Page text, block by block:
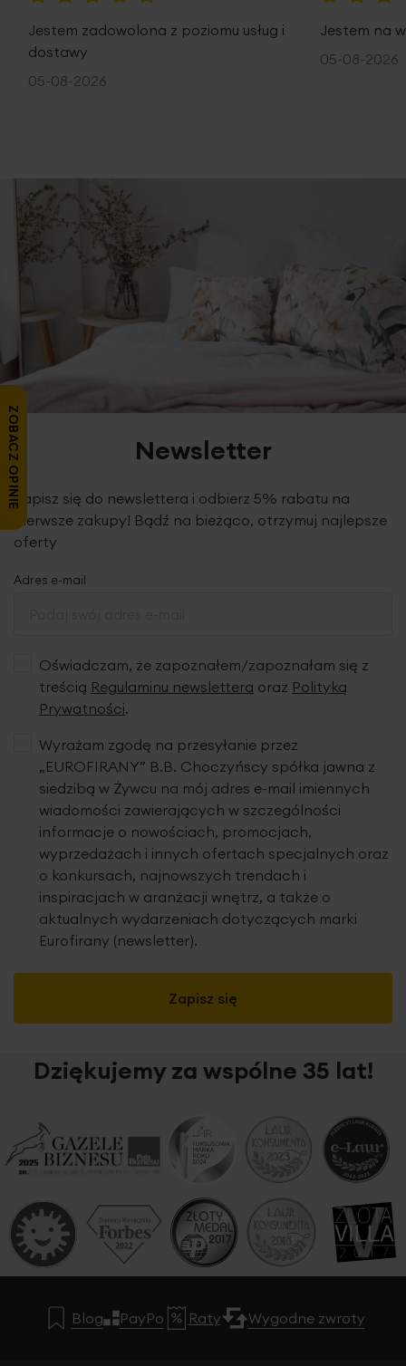
Jestem zadowolona z poziomu usług i
dostawy
05-08-2026
Jestem na
05-08-2026
Newsletter
Zapisz się do newslettera i odbierz 5% rabatu na
pierwsze zakupy! Bądź na bieżąco, otrzymuj najlepsze
oferty
Adres e-mail
Oświadczam, że zapoznałem/zapoznałam się z
treścią Regulaminu newslettera oraz Polityką
Prywatności.
Zapisz się
Wyrażam zgodę na przesyłanie przez
„EUROFIRANY” B.B. Choczyńscy spółka jawna z
siedzibą w Żywcu na mój adres e-mail imiennych
wiadomości zawierających w szczególności
informacje o nowościach, promocjach,
wyprzedażach i innych ofertach specjalnych oraz
o konkursach, najnowszych trendach i
inspiracjach w aranżacji wnętrz, a także o
aktualnych wydarzeniach dotyczących marki
Eurofirany (newsletter).
Dziękujemy za wspólne 35 lat!
Blog PayPo Raty Wygodne zwroty
ZOBACZ OPINIE